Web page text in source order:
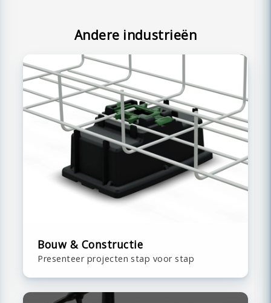
Andere industrieën
Bouw & Constructie
Presenteer projecten stap voor stap